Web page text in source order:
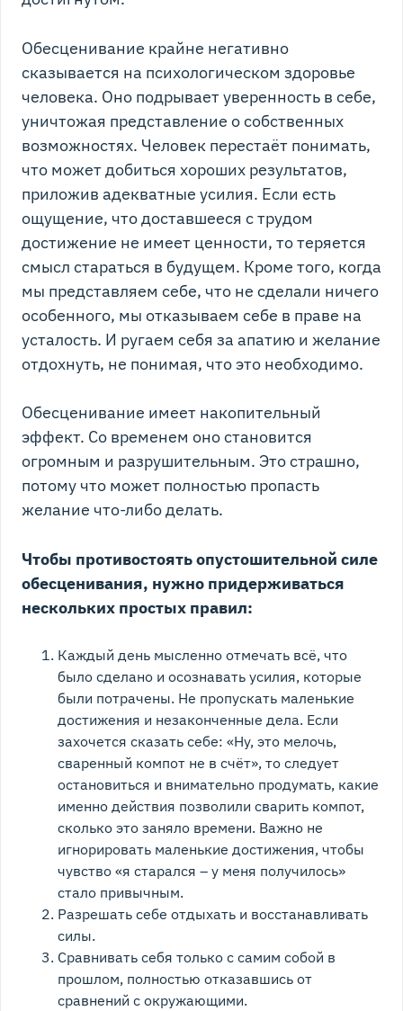
Обесценивание крайне негативно
сказывается на психологическом здоровье
человека. Оно подрывает уверенность в себе,
уничтожая представление о собственных
возможностях. Человек перестаёт понимать,
что может добиться хороших результатов,
приложив адекватные усилия. Если есть
ощущение, что доставшееся с трудом
достижение не имеет ценности, то теряется
смысл стараться в будущем. Кроме того, когда
мы представляем себе, что не сделали ничего
особенного, мы отказываем себе в праве на
усталость. И ругаем себя за апатию и желание
отдохнуть, не понимая, что это необходимо.
Обесценивание имеет накопительный
эффект. Со временем оно становится
огромным и разрушительным. Это страшно,
потому что может полностью пропасть
желание что-либо делать.
Чтобы противостоять опустошительной силе
обесценивания, нужно придерживаться
нескольких простых правил:
Каждый день мысленно отмечать всё, что
было сделано и осознавать усилия, которые
были потрачены. Не пропускать маленькие
достижения и незаконченные дела. Если
захочется сказать себе: «Ну, это мелочь,
сваренный компот не в счёт», то следует
остановиться и внимательно продумать, какие
именно действия позволили сварить компот,
сколько это заняло времени. Важно не
игнорировать маленькие достижения, чтобы
чувство «я старался – у меня получилось»
стало привычным.
Разрешать себе отдыхать и восстанавливать
силы.
Сравнивать себя только с самим собой в
прошлом, полностью отказавшись от
сравнений с окружающими.